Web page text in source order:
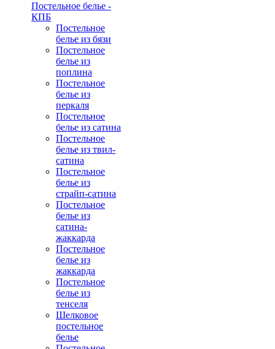
Постельное белье -
КПБ
Постельное
белье из бязи
Постельное
белье из
поплина
Постельное
белье из
перкаля
Постельное
белье из сатина
Постельное
белье из твил-
сатина
Постельное
белье из
страйп-сатина
Постельное
белье из
сатина-
жаккарда
Постельное
белье из
жаккарда
Постельное
белье из
тенселя
Шелковое
постельное
белье